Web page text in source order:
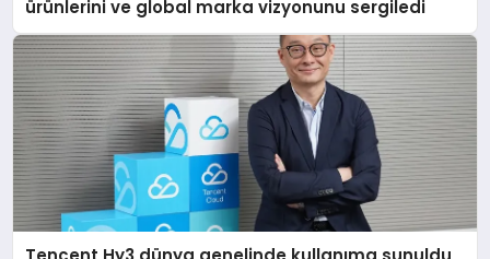
ürünlerini ve global marka vizyonunu sergiledi